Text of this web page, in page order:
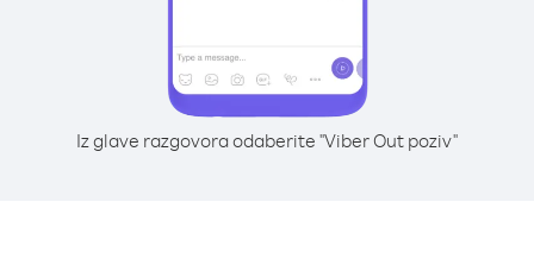
Iz glave razgovora odaberite "Viber Out poziv"